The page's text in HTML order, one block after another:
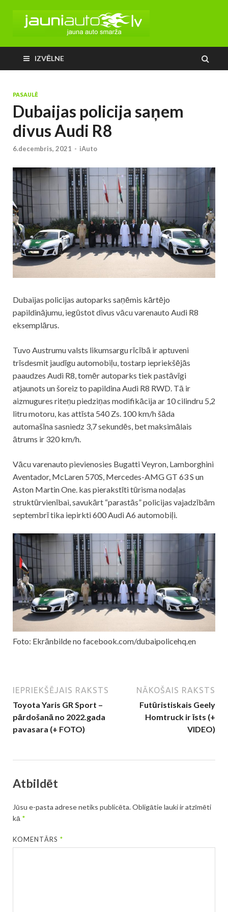
IZVĒLNE
PASAULĒ
Dubaijas policija saņem
divus Audi R8
6.decembris, 2021 - iAuto
Dubaijas policijas autoparks saņēmis kārtējo
papildinājumu, iegūstot divus vācu varenauto Audi R8
eksemplārus.
Tuvo Austrumu valsts likumsargu rīcībā ir aptuveni
trīsdesmit jaudīgu automobiļu, tostarp iepriekšējās
paaudzes Audi R8, tomēr autoparks tiek pastāvīgi
atjaunots un šoreiz to papildina Audi R8 RWD. Tā ir
aizmugures riteņu piedziņas modifikācija ar 10 cilindru 5,2
litru motoru, kas attīsta 540 Zs. 100 km/h šāda
automašīna sasniedz 3,7 sekundēs, bet maksimālais
ātrums ir 320 km/h.
Vācu varenauto pievienosies Bugatti Veyron, Lamborghini
Aventador, McLaren 570S, Mercedes-AMG GT 63 S un
Aston Martin One. kas pierakstīti tūrisma nodaļas
struktūrvienībai, savukārt “parastās” policijas vajadzībām
septembrī tika iepirkti 600 Audi A6 automobiļi.
Foto: Ekrānbilde no facebook.com/dubaipolicehq.en
IEPRIEKŠĒJAIS RAKSTS
Toyota Yaris GR Sport –
pārdošanā no 2022.gada
pavasara (+ FOTO)
NĀKOŠAIS RAKSTS
Futūristiskais Geely
Homtruck ir īsts (+
VIDEO)
Atbildēt
Jūsu e-pasta adrese netiks publicēta.Obligātie lauki ir atzīmēti
kā *
KOMENTĀRS*